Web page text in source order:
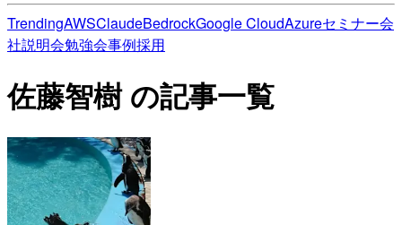
TrendingAWSClaudeBedrockGoogle CloudAzureセミナー会
社説明会勉強会事例採用
佐藤智樹 の記事一覧